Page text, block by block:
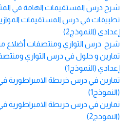
شرح درس المستقيمات الهامة في
تطبيقات في درس المستقيمات الموازية
إعدادي (النموذج2)
شرح درس التوازي ومنتصفات أضلاع
تمارين و حلول في درس التوازي
إعدادي (النموذج1)
تمارين في درس خريطة الامبراطورية
(النموذج1)
تمارين في درس خريطة الامبراطورية
(النموذج2)